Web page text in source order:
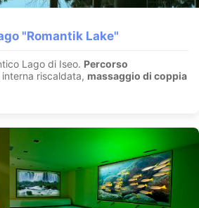
"Romantik Lake"
Lago di Iseo. Percorso
riscaldata, massaggio di coppia